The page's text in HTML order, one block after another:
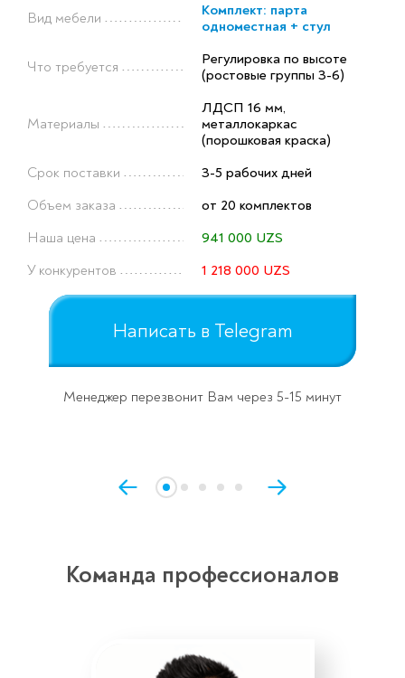
Вид мебели
Комплект: парта
одноместная + стул
Что требуется
Регулировка по высоте
(ростовые группы 3-6)
Материалы
ЛДСП 16 мм,
металлокаркас
(порошковая краска)
Срок поставки
3-5 рабочих дней
Объем заказа
от 20 комплектов
Наша цена
941 000 UZS
У конкурентов
1 218 000 UZS
Написать в Telegram
Менеджер перезвонит Вам через 5-15 минут
Команда профессионалов
Оставьте заявку